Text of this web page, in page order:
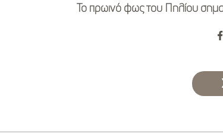
Το πρωινό φως του Πηλίου